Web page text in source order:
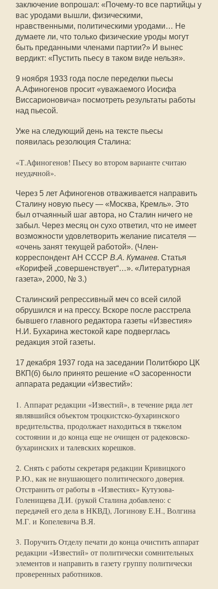
заключение вопрошал: «Почему-то все партийцы у
вас уродами вышли, физическими,
нравственными, политическими уродами… Не
думаете ли, что только физические уроды могут
быть преданными членами партии?» И вынес
вердикт: «Пустить пьесу в таком виде нельзя».
9 ноября 1933 года после переделки пьесы
А.Афиногенов просит «уважаемого Иосифа
Виссарионовича» посмотреть результаты работы
над пьесой.
Уже на следующий день на тексте пьесы
появилась резолюция Сталина:
«Т.Афиногенов! Пьесу во втором варианте считаю
неудачной».
Через 5 лет Афиногенов отваживается направить
Сталину новую пьесу — «Москва, Кремль». Это
был отчаянный шаг автора, но Сталин ничего не
забыл. Через месяц он сухо ответил, что не имеет
возможности удовлетворить желание писателя —
«очень занят текущей работой». (Член-
корреспондент АН СССР В.А. Куманев. Статья
«Корифей „совершенствует“…». «Литературная
газета», 2000, № 3.)
Сталинский репрессивный меч со всей силой
обрушился и на прессу. Вскоре после расстрела
бывшего главного редактора газеты «Известия»
Н.И. Бухарина жестокой каре подверглась
редакция этой газеты.
17 декабря 1937 года на заседании Политбюро ЦК
ВКП(б) было принято решение «О засоренности
аппарата редакции «Известий»:
1. Аппарат редакции «Известий», в течение ряда лет
являвшийся объектом троцкистско-бухаринского
вредительства, продолжает находиться в тяжелом
состоянии и до конца еще не очищен от радековско-
бухаринских и талевских корешков.
2. Снять с работы секретаря редакции Кривицкого
Р.Ю., как не внушающего политического доверия.
Отстранить от работы в «Известиях» Кутузова-
Голенищева Д.И. (рукой Сталина добавлено: с
передачей его дела в НКВД), Логинову Е.Н., Волгина
М.Г. и Копелевича В.Я.
3. Поручить Отделу печати до конца очистить аппарат
редакции «Известий» от политически сомнительных
элементов и направить в газету группу политически
проверенных работников.